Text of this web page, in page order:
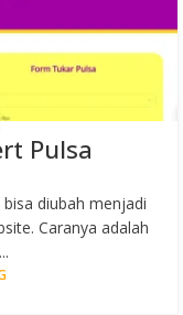
Pulsa
diubah menjadi
Caranya adalah